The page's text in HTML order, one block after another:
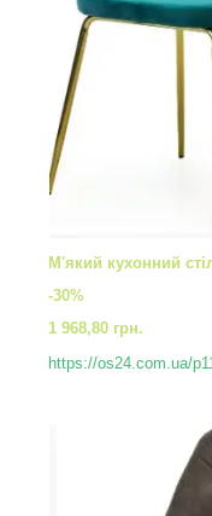
М'який кухонний
-30%
1 968,80 грн.
https://os24.com.ua/